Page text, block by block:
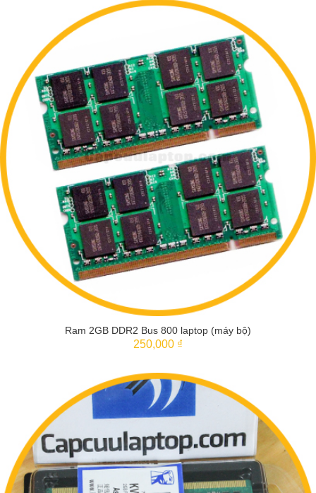
THÊM VÀO GIỎ
Ram 2GB DDR2 Bus 800 laptop (máy bộ)
250,000 ₫